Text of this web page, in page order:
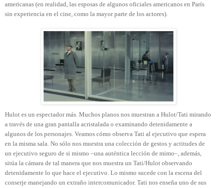
americanas (en realidad, las esposas de algunos oficiales americanos en París
sin experiencia en el cine, como la mayor parte de los actores).
Hulot es un espectador más. Muchos planos nos muestran a Hulot/Tati mirando
a través de una gran pantalla acristalada o examinando detenidamente a
algunos de los personajes. Veamos cómo observa Tati al ejecutivo que espera
en la misma sala. No sólo nos muestra una colección de gestos y actitudes de
un ejecutivo seguro de si mismo –una auténtica lección de mimo–, además,
sitúa la cámara de tal manera que nos muestra un Tati/Hulot observando
detenidamente lo que hace el ejecutivo. Lo mismo sucede con la escena del
conserje manejando un extraño intercomunicador. Tati nos enseña uno de sus